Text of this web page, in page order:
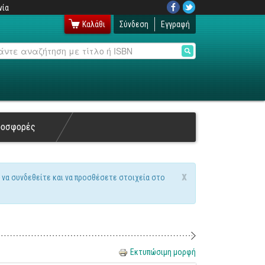
Καλάθι
Σύνδεση Εγγραφή
x
συνδεθείτε και να προσθέσετε στοιχεία στο
Εκτυπώσιμη μορφή